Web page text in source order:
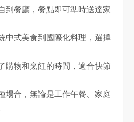
到餐廳，餐點即可準時送達家
中式美食到國際化料理，選擇
購物和烹飪的時間，適合快節
場合，無論是工作午餐、家庭